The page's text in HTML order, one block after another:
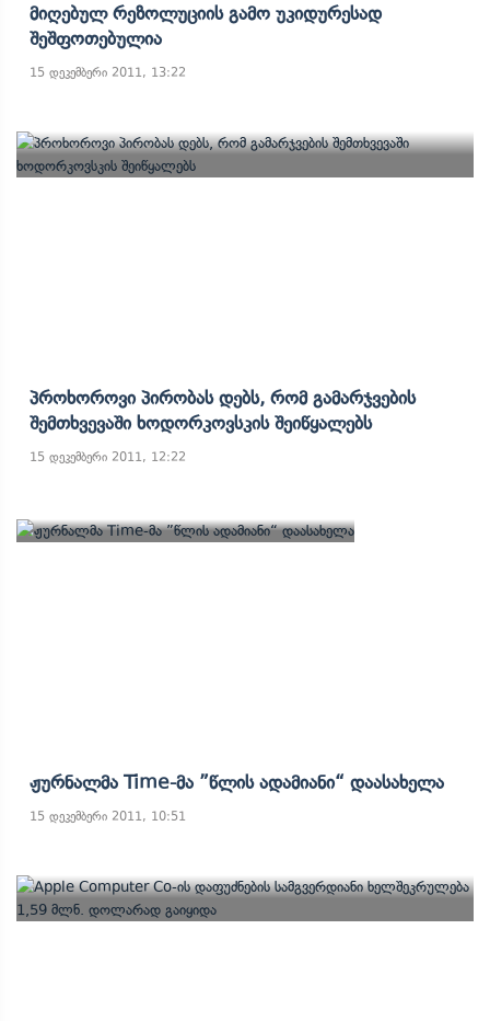
Მიღებულ Რეზოლუციის Გამო Უკიდურესად
Შეშფოთებულია
15 დეკემბერი 2011, 13:22
Პროხოროვი Პირობას Დებს, Რომ Გამარჯვების
Შემთხვევაში Ხოდორკოვსკის Შეიწყალებს
15 დეკემბერი 2011, 12:22
Ჟურნალმა Time-Მა ”წლის Ადამიანი“ Დაასახელა
15 დეკემბერი 2011, 10:51